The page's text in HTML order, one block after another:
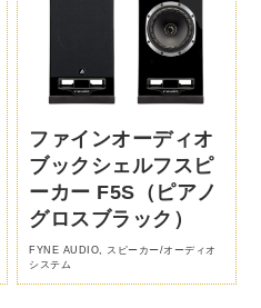
ファインオーディオ
ブックシェルフスピ
ーカー F5S（ピアノ
グロスブラック）
FYNE AUDIO, スピーカー/オーディオ
システム